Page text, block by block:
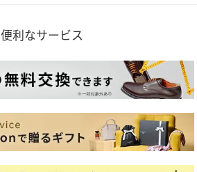
便利なサービス